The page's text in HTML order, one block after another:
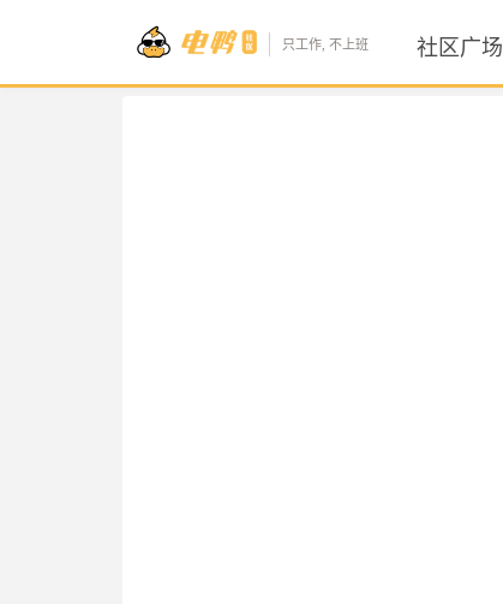
只工作, 不上班 社区广场